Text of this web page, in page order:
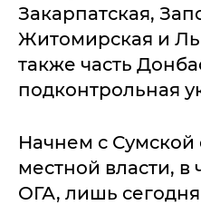
Закарпатская,
Житомирская и
также часть
подконтрольная
Начнем с Сумской
местной власти, в
ОГА, лишь сегодня